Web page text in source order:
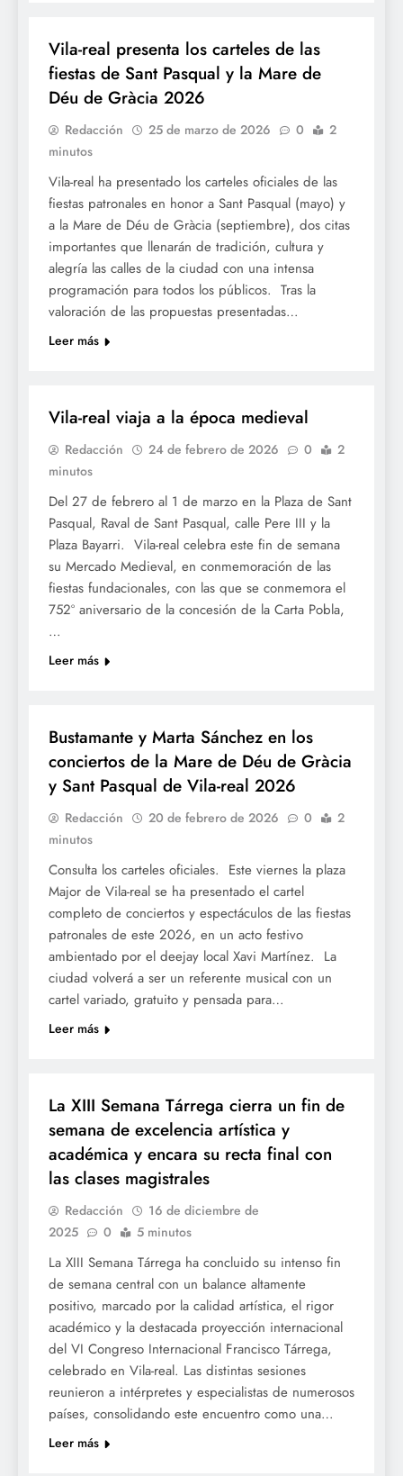
Vila-real presenta los carteles de las
fiestas de Sant Pasqual y la Mare de
Déu de Gràcia 2026
Redacción 25 de marzo de 2026 0
2
minutos
Vila-real ha presentado los carteles oficiales de las
fiestas patronales en honor a Sant Pasqual (mayo) y
a la Mare de Déu de Gràcia (septiembre), dos citas
importantes que llenarán de tradición, cultura y
alegría las calles de la ciudad con una intensa
programación para todos los públicos. Tras la
valoración de las propuestas presentadas…
Leer más
Vila-real viaja a la época medieval
Redacción 24 de febrero de 2026 0
2
minutos
Del 27 de febrero al 1 de marzo en la Plaza de Sant
Pasqual, Raval de Sant Pasqual, calle Pere III y la
Plaza Bayarri. Vila-real celebra este fin de semana
su Mercado Medieval, en conmemoración de las
fiestas fundacionales, con las que se conmemora el
752º aniversario de la concesión de la Carta Pobla,
…
Leer más
Bustamante y Marta Sánchez en los
conciertos de la Mare de Déu de Gràcia
y Sant Pasqual de Vila-real 2026
Redacción 20 de febrero de 2026 0
2
minutos
Consulta los carteles oficiales. Este viernes la plaza
Major de Vila-real se ha presentado el cartel
completo de conciertos y espectáculos de las fiestas
patronales de este 2026, en un acto festivo
ambientado por el deejay local Xavi Martínez. La
ciudad volverá a ser un referente musical con un
cartel variado, gratuito y pensada para…
Leer más
La XIII Semana Tárrega cierra un fin de
semana de excelencia artística y
académica y encara su recta final con
las clases magistrales
Redacción
16 de diciembre de
2025
0 5 minutos
La XIII Semana Tárrega ha concluido su intenso fin
de semana central con un balance altamente
positivo, marcado por la calidad artística, el rigor
académico y la destacada proyección internacional
del VI Congreso Internacional Francisco Tárrega,
celebrado en Vila-real. Las distintas sesiones
reunieron a intérpretes y especialistas de numerosos
países, consolidando este encuentro como una…
Leer más